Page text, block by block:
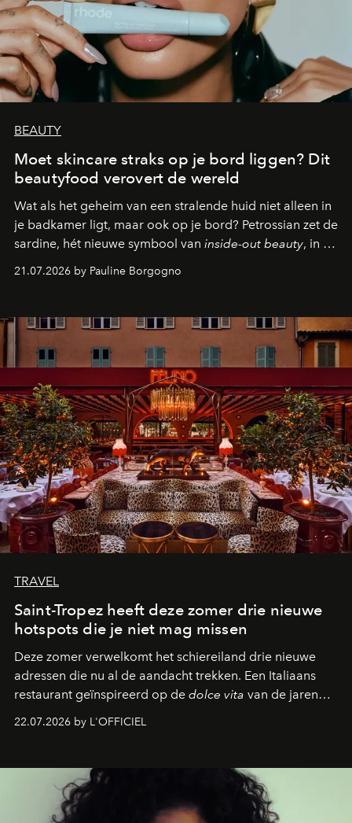
BEAUTY
Moet skincare straks op je bord liggen? Dit
beautyfood verovert de wereld
Wat als het geheim van een stralende huid niet alleen in
je badkamer ligt, maar ook op je bord? Petrossian zet de
sardine, hét nieuwe symbool van inside-out beauty, in de
kijker met twee gastronomische creaties.
21.07.2026 by Pauline Borgogno
TRAVEL
Saint-Tropez heeft deze zomer drie nieuwe
hotspots die je niet mag missen
Deze zomer verwelkomt het schiereiland drie nieuwe
adressen die nu al de aandacht trekken. Een Italiaans
restaurant geïnspireerd op de dolce vita van de jaren
zestig, een Japanse hotspot die na zonsondergang
verandert in een bruisende ontmoetingsplek en de
neerstrijkt in Saint-Tropez. Dit zijn de nieuwe adressen
die deze zomer de toon zetten, van lange lunches tot
zwoele nachten.
22.07.2026 by L'OFFICIEL